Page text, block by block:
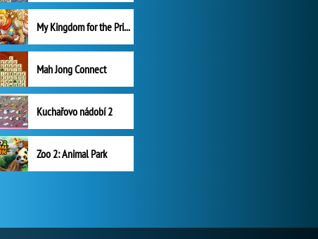
My Kingdom for the Princess Plná verze
Mah Jong Connect
Kuchařovo nádobí 2
Zoo 2: Animal Park